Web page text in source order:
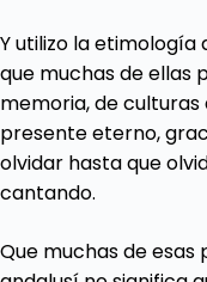
Y utilizo la
que muchas de ellas
memoria, de
presente eterno,
olvidar hasta que
cantando.
Que muchas de